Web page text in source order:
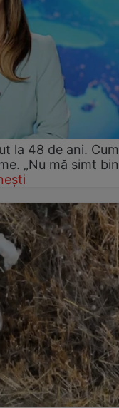
la 48 de ani. Cum
„Nu mă simt